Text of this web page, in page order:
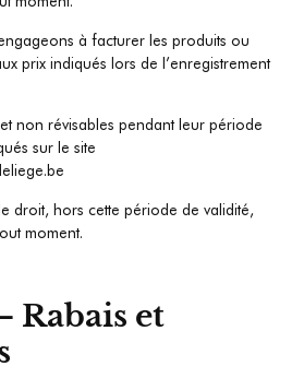
à facturer les produits ou
prix indiqués lors de l’enregistrement
non révisables pendant leur période
sur le site
droit, hors cette période de validité,
moment.
Rabais et